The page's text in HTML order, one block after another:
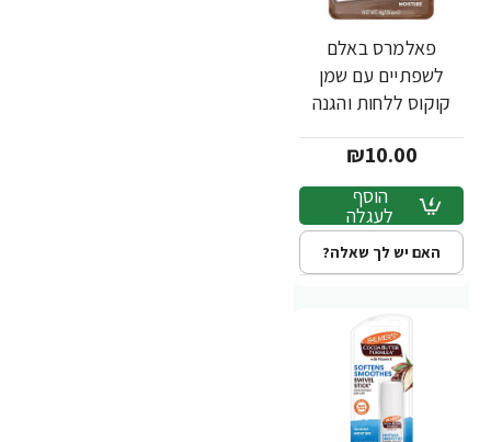
פאלמרס באלם
לשפתיים עם שמן
קוקוס ללחות והגנה
Palmer's
₪10.00
הוסף
לעגלה
האם יש לך שאלה?